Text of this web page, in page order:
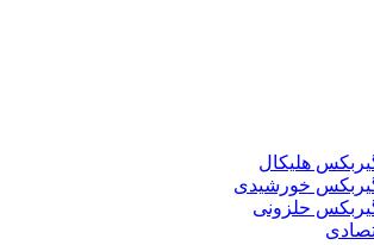
هلیکال
خورشیدی
حلزونی